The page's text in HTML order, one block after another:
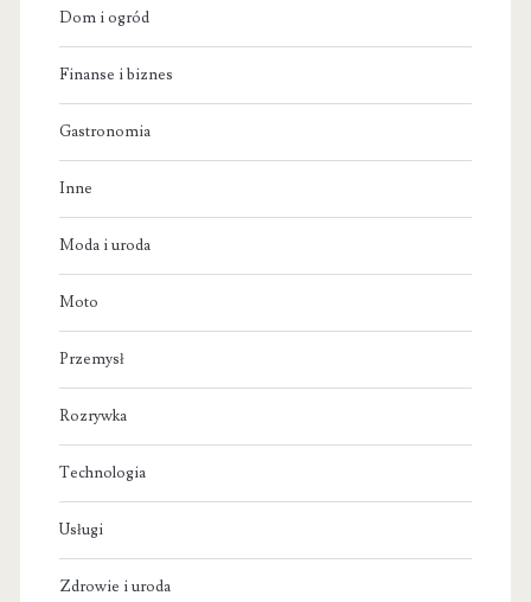
Dom i ogród
Finanse i biznes
Gastronomia
Inne
Moda i uroda
Moto
Przemysł
Rozrywka
Technologia
Usługi
Zdrowie i uroda